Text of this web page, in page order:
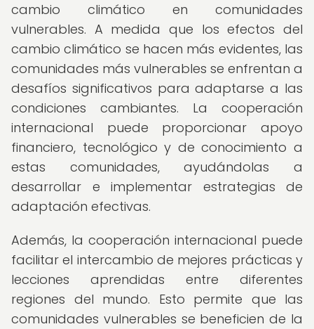
cambio climático en comunidades
vulnerables. A medida que los efectos del
cambio climático se hacen más evidentes, las
comunidades más vulnerables se enfrentan a
desafíos significativos para adaptarse a las
condiciones cambiantes. La cooperación
internacional puede proporcionar apoyo
financiero, tecnológico y de conocimiento a
estas comunidades, ayudándolas a
desarrollar e implementar estrategias de
adaptación efectivas.
Además, la cooperación internacional puede
facilitar el intercambio de mejores prácticas y
lecciones aprendidas entre diferentes
regiones del mundo. Esto permite que las
comunidades vulnerables se beneficien de la